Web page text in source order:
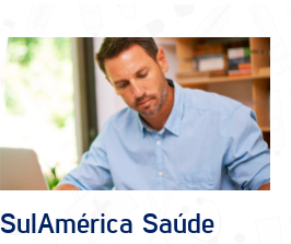
SulAmérica Saúde